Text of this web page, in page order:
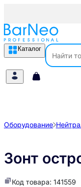
Каталог
Оборудование
Зонт
Код товара: 141559